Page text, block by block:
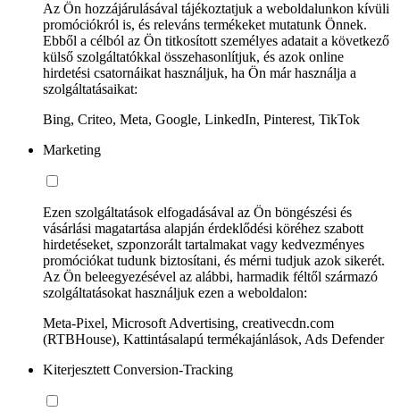
Az Ön hozzájárulásával tájékoztatjuk a weboldalunkon kívüli
promóciókról is, és releváns termékeket mutatunk Önnek.
Ebből a célból az Ön titkosított személyes adatait a következő
külső szolgáltatókkal összehasonlítjuk, és azok online
hirdetési csatornáikat használjuk, ha Ön már használja a
szolgáltatásaikat:
Bing, Criteo, Meta, Google, LinkedIn, Pinterest, TikTok
Marketing
Ezen szolgáltatások elfogadásával az Ön böngészési és
vásárlási magatartása alapján érdeklődési köréhez szabott
hirdetéseket, szponzorált tartalmakat vagy kedvezményes
promóciókat tudunk biztosítani, és mérni tudjuk azok sikerét.
Az Ön beleegyezésével az alábbi, harmadik féltől származó
szolgáltatásokat használjuk ezen a weboldalon:
Meta-Pixel, Microsoft Advertising, creativecdn.com
(RTBHouse), Kattintásalapú termékajánlások, Ads Defender
Kiterjesztett Conversion-Tracking